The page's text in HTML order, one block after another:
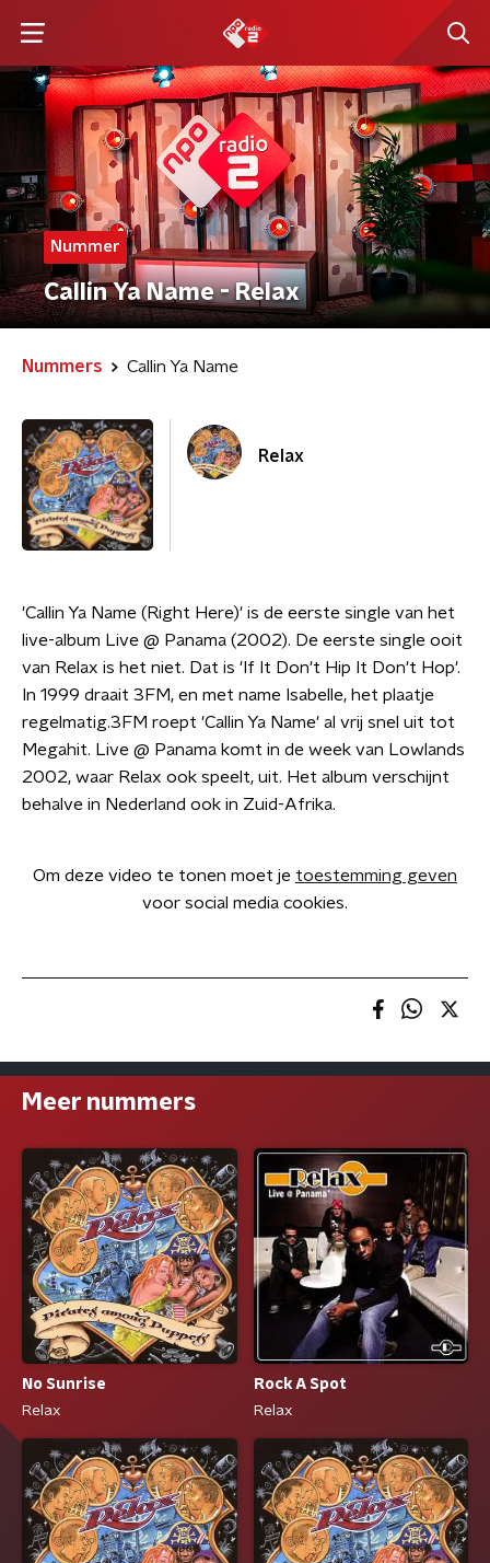
Nummer
Callin Ya Name - Relax
Nummers Callin Ya Name
Relax
'Callin Ya Name (Right Here)' is de eerste single van het
live-album Live @ Panama (2002). De eerste single ooit
van Relax is het niet. Dat is 'If It Don't Hip It Don't Hop'.
In 1999 draait 3FM, en met name Isabelle, het plaatje
regelmatig.3FM roept 'Callin Ya Name' al vrij snel uit tot
Megahit. Live @ Panama komt in de week van Lowlands
2002, waar Relax ook speelt, uit. Het album verschijnt
behalve in Nederland ook in Zuid-Afrika.
Om deze video te tonen moet je toestemming geven
voor social media cookies.
Meer nummers
No Sunrise
Relax
Rock A Spot
Relax